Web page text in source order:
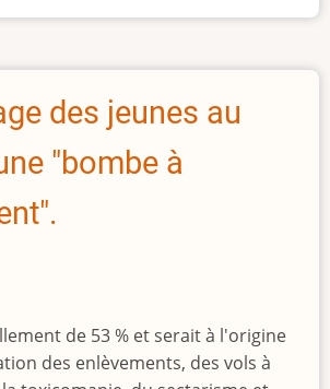
des jeunes au
"bombe à
de 53 % et serait à l'origine
des enlèvements, des vols à